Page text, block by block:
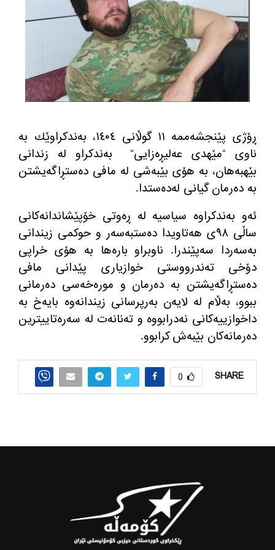
ڕۆژی پێنجشه‌ممه‌ ١١ گوڵانی ١٤٠٤، به‌ندكراوێك به‌
ناوی“مێهدی عه‌لیڕه‌زایی“
به‌ندكراو له‌ زندانی
بێهبه‌هان، به‌ هۆی بێبه‌شی له‌ مافی ده‌ستڕاگه‌یشتن
به‌ ده‌رمان گیانی له‌ده‌ستدا.
ئه‌و به‌ندكراوه‌ سیاسیه‌ له‌ ڕه‌وتی خۆپێشاندانه‌كانی
ساڵی ٩٨ی هه‌تاویدا ده‌ستبه‌سه‌ر و حوكمی زیندانی
به‌سه‌ردا سه‌پێندرا. ناوبراو باره‌ها به‌ هۆی خراپی
دۆخی ته‌ندرووستی خوازیاری پێدانی مافی
ده‌ستڕاگه‌یشتن به‌ ده‌رمان و موره‌خه‌سی ده‌رمانی
ببوو، به‌ڵام له‌ لایه‌ن به‌رپرسانی زیندانه‌وه‌ بایه‌خ به‌
داخوازییه‌كانی نه‌درابووه و ته‌نانه‌ت له‌ سه‌ره‌تاییترین
ده‌رمانه‌كان بێبه‌ش كرابوو.
SHARE
0